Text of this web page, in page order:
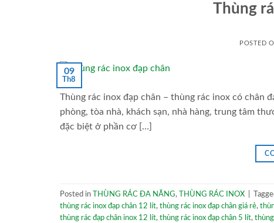
Thùng
POSTED
09
Th8
Thùng rác inox đạp chân – thùng rác inox có chân
phòng, tòa nhà, khách sạn, nhà hàng, trung tâm
đặc biệt ở phần cơ […]
Posted in THÙNG RÁC ĐA NĂNG, THÙNG RÁC INOX
thùng rác inox đạp chân 12 lít, thùng rác inox đạp chân giá rẻ,
thùng rác đạp chân inox 12 lít, thùng rác inox đạp chân 5 lít, thùng